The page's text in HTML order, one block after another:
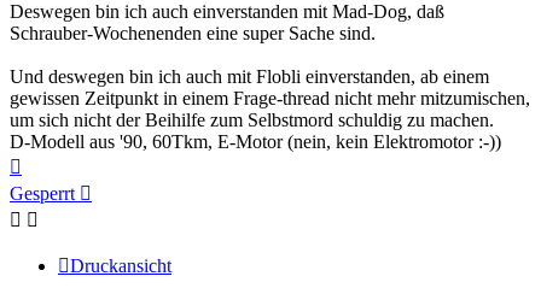
Deswegen bin ich auch einverstanden mit Mad-Dog, daß
Schrauber-Wochenenden eine super Sache sind.
Und deswegen bin ich auch mit Flobli einverstanden, ab einem
gewissen Zeitpunkt in einem Frage-thread nicht mehr mitzumischen,
um sich nicht der Beihilfe zum Selbstmord schuldig zu machen.
D-Modell aus '90, 60Tkm, E-Motor (nein, kein Elektromotor :-))
oben
Gesperrt
Druckansicht